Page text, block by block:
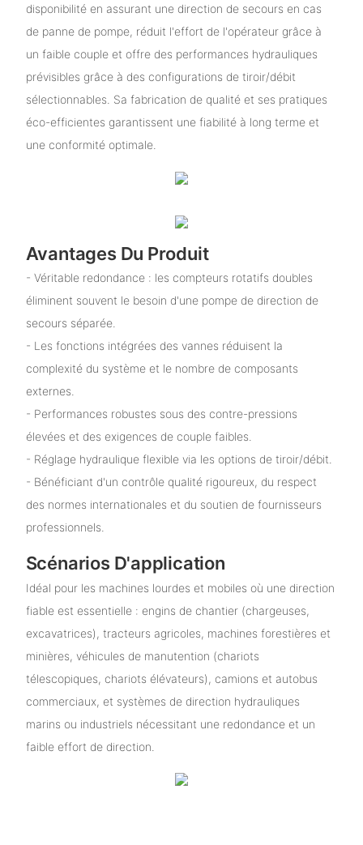
disponibilité en assurant une direction de secours en cas
de panne de pompe, réduit l'effort de l'opérateur grâce à
un faible couple et offre des performances hydrauliques
prévisibles grâce à des configurations de tiroir/débit
sélectionnables. Sa fabrication de qualité et ses pratiques
éco-efficientes garantissent une fiabilité à long terme et
une conformité optimale.
Avantages Du Produit
- Véritable redondance : les compteurs rotatifs doubles
éliminent souvent le besoin d'une pompe de direction de
secours séparée.
- Les fonctions intégrées des vannes réduisent la
complexité du système et le nombre de composants
externes.
- Performances robustes sous des contre-pressions
élevées et des exigences de couple faibles.
- Réglage hydraulique flexible via les options de tiroir/débit.
- Bénéficiant d'un contrôle qualité rigoureux, du respect
des normes internationales et du soutien de fournisseurs
professionnels.
Scénarios D'application
Idéal pour les machines lourdes et mobiles où une direction
fiable est essentielle : engins de chantier (chargeuses,
excavatrices), tracteurs agricoles, machines forestières et
minières, véhicules de manutention (chariots
télescopiques, chariots élévateurs), camions et autobus
commerciaux, et systèmes de direction hydrauliques
marins ou industriels nécessitant une redondance et un
faible effort de direction.